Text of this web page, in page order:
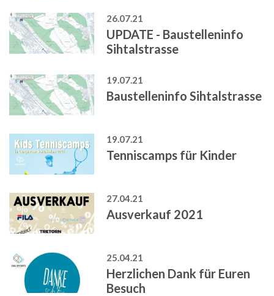
26.07.21
UPDATE - Baustelleninfo
Sihtalstrasse
19.07.21
Baustelleninfo Sihtalstrasse
19.07.21
Tenniscamps für Kinder
27.04.21
Ausverkauf 2021
25.04.21
Herzlichen Dank für Euren
Besuch